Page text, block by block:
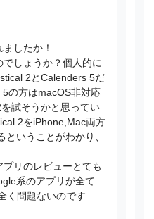
したか！
しょうか？個人的に
2とCalenders 5だ
の方はmacOS非対応
試そうかと思ってい
2をiPhone,Mac両方
いうことがわかり、
リのレビューとても
系のアプリが全て
く問題ないのです